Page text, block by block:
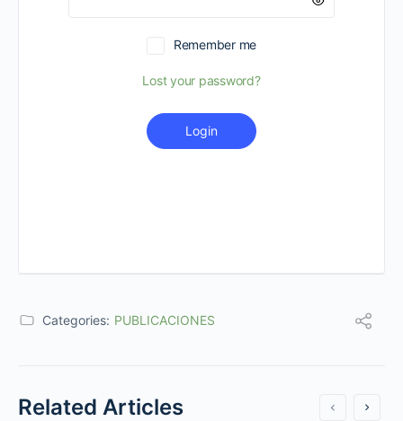
Remember me
Lost your password?
Login
Categories: PUBLICACIONES
Related Articles